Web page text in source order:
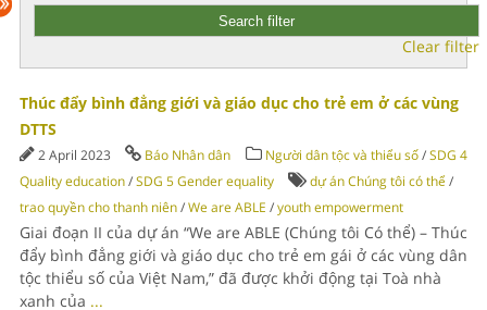
Clear filter
Thúc đẩy bình đẳng giới và giáo dục cho trẻ em ở các vùng
DTTS
2 April 2023 Báo Nhân dân Người dân tộc và thiểu số/SDG 4
Quality education/SDG 5 Gender equality dự án Chúng tôi có thể /
trao quyền cho thanh niên/We are ABLE /youth empowerment
Giai đoạn II của dự án “We are ABLE (Chúng tôi Có thể) – Thúc
đẩy bình đẳng giới và giáo dục cho trẻ em gái ở các vùng dân
tộc thiểu số của Việt Nam,” đã được khởi động tại Toà nhà
xanh của ...